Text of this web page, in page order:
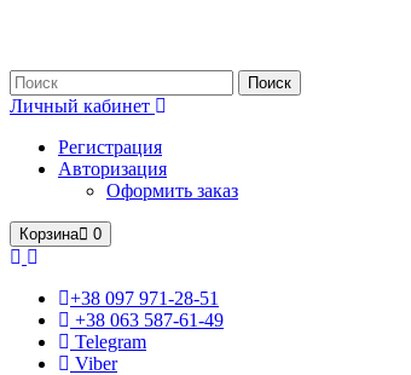
Поиск
Личный кабинет
Регистрация
Авторизация
Оформить заказ
Корзина 0
+38 097 971-28-51
+38 063 587-61-49
Telegram
Viber